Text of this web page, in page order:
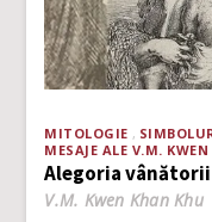
MITOLOGIE
MESAJE ALE V.M.
Alegoria vânătorii
V.M. Kwen Khan Khu